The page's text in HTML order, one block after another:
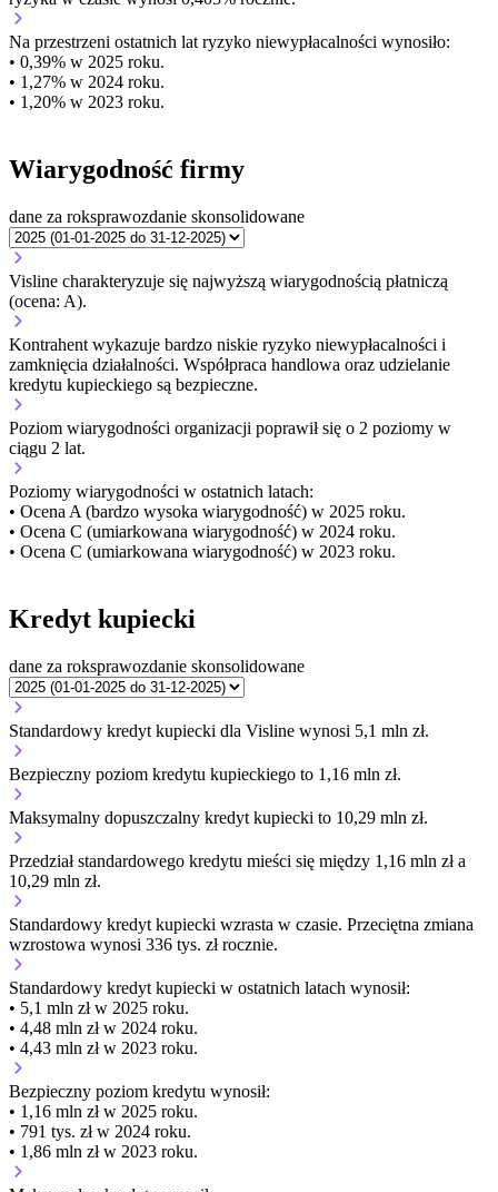
Na przestrzeni ostatnich lat ryzyko niewypłacalności wynosiło:
• 0,39% w 2025 roku.
• 1,27% w 2024 roku.
• 1,20% w 2023 roku.
Wiarygodność firmy
dane za roksprawozdanie skonsolidowane
Visline charakteryzuje się najwyższą wiarygodnością płatniczą
(ocena: A).
Kontrahent wykazuje bardzo niskie ryzyko niewypłacalności i
zamknięcia działalności. Współpraca handlowa oraz udzielanie
kredytu kupieckiego są bezpieczne.
Poziom wiarygodności organizacji poprawił się o 2 poziomy w
ciągu 2 lat.
Poziomy wiarygodności w ostatnich latach:
• Ocena A (bardzo wysoka wiarygodność) w 2025 roku.
• Ocena C (umiarkowana wiarygodność) w 2024 roku.
• Ocena C (umiarkowana wiarygodność) w 2023 roku.
Kredyt kupiecki
dane za roksprawozdanie skonsolidowane
Standardowy kredyt kupiecki dla Visline wynosi 5,1 mln zł.
Bezpieczny poziom kredytu kupieckiego to 1,16 mln zł.
Maksymalny dopuszczalny kredyt kupiecki to 10,29 mln zł.
Przedział standardowego kredytu mieści się między 1,16 mln zł a
10,29 mln zł.
Standardowy kredyt kupiecki wzrasta w czasie. Przeciętna zmiana
wzrostowa wynosi 336 tys. zł rocznie.
Standardowy kredyt kupiecki w ostatnich latach wynosił:
• 5,1 mln zł w 2025 roku.
• 4,48 mln zł w 2024 roku.
• 4,43 mln zł w 2023 roku.
Bezpieczny poziom kredytu wynosił:
• 1,16 mln zł w 2025 roku.
• 791 tys. zł w 2024 roku.
• 1,86 mln zł w 2023 roku.